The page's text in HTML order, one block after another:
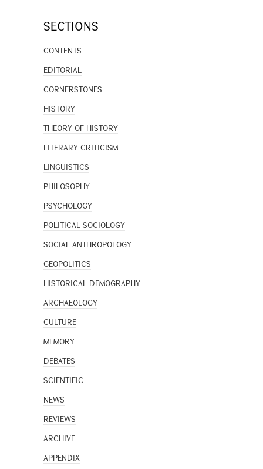
SECTIONS
CONTENTS
EDITORIAL
CORNERSTONES
HISTORY
THEORY OF HISTORY
LITERARY CRITICISM
LINGUISTICS
PHILOSOPHY
PSYCHOLOGY
POLITICAL SOCIOLOGY
SOCIAL ANTHROPOLOGY
GEOPOLITICS
HISTORICAL DEMOGRAPHY
ARCHAEOLOGY
CULTURE
MEMORY
DEBATES
SCIENTIFIC
NEWS
REVIEWS
ARCHIVE
APPENDIX